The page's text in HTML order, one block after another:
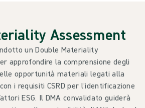
Assessment
un Double Materiality
approfondire la comprensione degli
opportunità materiali legati alla
i requisiti CSRD per l’identificazione
ESG. Il DMA convalidato guiderà